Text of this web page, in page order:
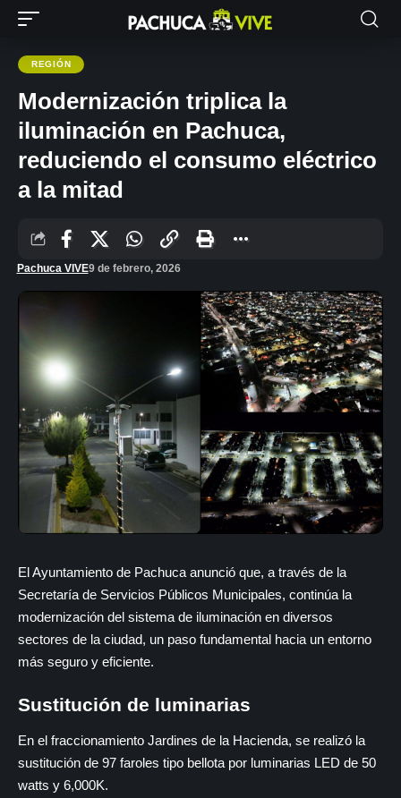
REGIÓN
Modernización triplica la
iluminación en Pachuca,
reduciendo el consumo eléctrico
a la mitad
Pachuca VIVE9 de febrero, 2026
El Ayuntamiento de Pachuca anunció que, a través de la
Secretaría de Servicios Públicos Municipales, continúa la
modernización del sistema de iluminación en diversos
sectores de la ciudad, un paso fundamental hacia un entorno
más seguro y eficiente.
Sustitución de luminarias
En el fraccionamiento Jardines de la Hacienda, se realizó la
sustitución de 97 faroles tipo bellota por luminarias LED de 50
watts y 6,000K.